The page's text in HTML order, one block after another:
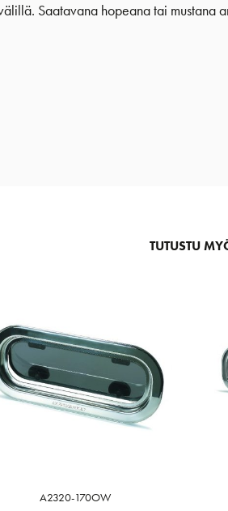
Saatavana hopeana tai mustana
TUTUSTU
A2320-170OW